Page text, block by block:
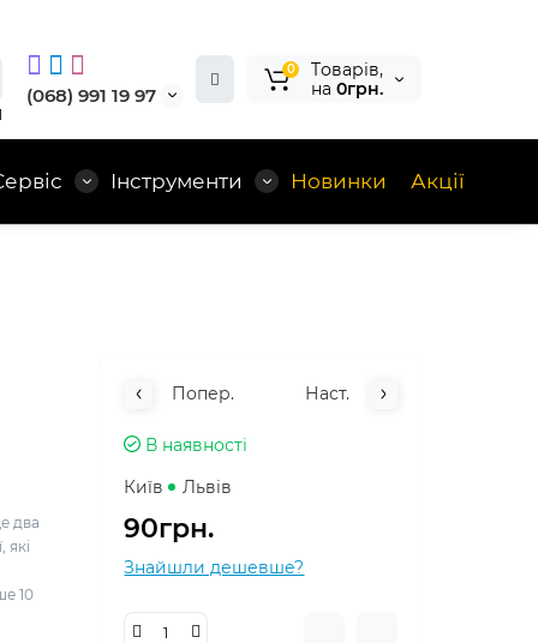
(068) 991 19 97
0
Tоварів,
на 0грн.
Інструменти Новинки Акції
два
які
10
Попер. Наст.
В наявності
Київ
Львів
90грн.
Знайшли дешевше?